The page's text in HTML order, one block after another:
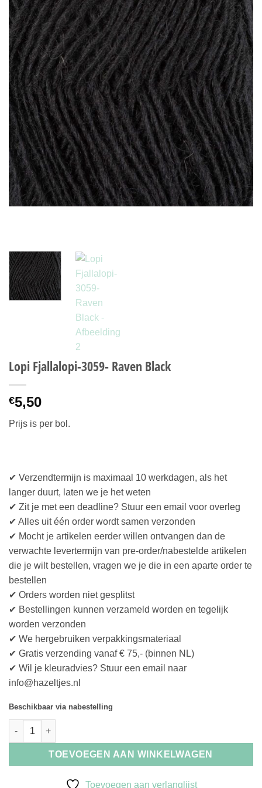
Lopi Fjallalopi-3059- Raven Black
€5,50
Prijs is per bol.
✔ Verzendtermijn is maximaal 10 werkdagen, als het
langer duurt, laten we je het weten
✔ Zit je met een deadline? Stuur een email voor overleg
✔ Alles uit één order wordt samen verzonden
✔ Mocht je artikelen eerder willen ontvangen dan de
verwachte levertermijn van pre-order/nabestelde artikelen
die je wilt bestellen, vragen we je die in een aparte order te
bestellen
✔ Orders worden niet gesplitst
✔ Bestellingen kunnen verzameld worden en tegelijk
worden verzonden
✔ We hergebruiken verpakkingsmateriaal
✔ Gratis verzending vanaf € 75,- (binnen NL)
✔ Wil je kleuradvies? Stuur een email naar
info@hazeltjes.nl
Beschikbaar via nabestelling
Lopi Fjallalopi-3059- Raven Black aantal
TOEVOEGEN AAN WINKELWAGEN
Toevoegen aan verlanglijst